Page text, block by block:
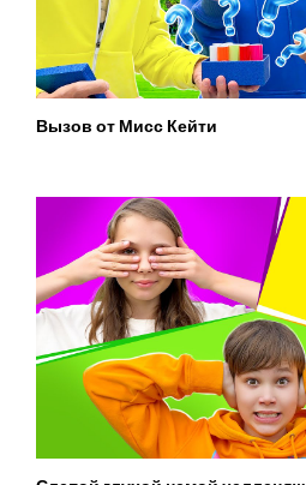
Вызов от Мисс Кейти